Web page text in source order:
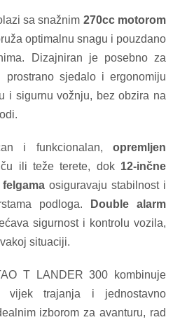
sa snažnim 270cc motorom
optimalnu snagu i pouzdano
Dizajniran je posebno za
prostrano sjedalo i ergonomiju
i sigurnu vožnju, bez obzira na
i funkcionalan, opremljen
ili teže terete, dok 12-inčne
osiguravaju stabilnost i
podloga.
Double alarm
sigurnost i kontrolu vozila,
situaciji.
T LANDER 300 kombinuje
vijek trajanja i jednostavno
izborom za avanturu, rad